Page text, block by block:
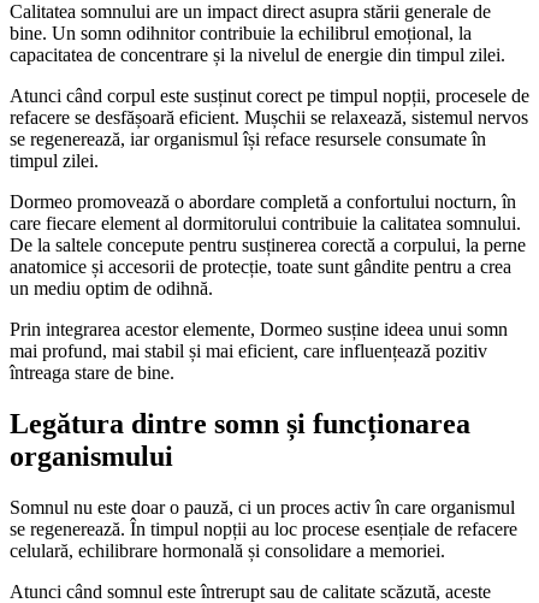
Calitatea somnului are un impact direct asupra stării generale de
bine. Un somn odihnitor contribuie la echilibrul emoțional, la
capacitatea de concentrare și la nivelul de energie din timpul zilei.
Atunci când corpul este susținut corect pe timpul nopții, procesele de
refacere se desfășoară eficient. Mușchii se relaxează, sistemul nervos
se regenerează, iar organismul își reface resursele consumate în
timpul zilei.
Dormeo promovează o abordare completă a confortului nocturn, în
care fiecare element al dormitorului contribuie la calitatea somnului.
De la saltele concepute pentru susținerea corectă a corpului, la perne
anatomice și accesorii de protecție, toate sunt gândite pentru a crea
un mediu optim de odihnă.
Prin integrarea acestor elemente, Dormeo susține ideea unui somn
mai profund, mai stabil și mai eficient, care influențează pozitiv
întreaga stare de bine.
Legătura dintre somn și funcționarea
organismului
Somnul nu este doar o pauză, ci un proces activ în care organismul
se regenerează. În timpul nopții au loc procese esențiale de refacere
celulară, echilibrare hormonală și consolidare a memoriei.
Atunci când somnul este întrerupt sau de calitate scăzută, aceste